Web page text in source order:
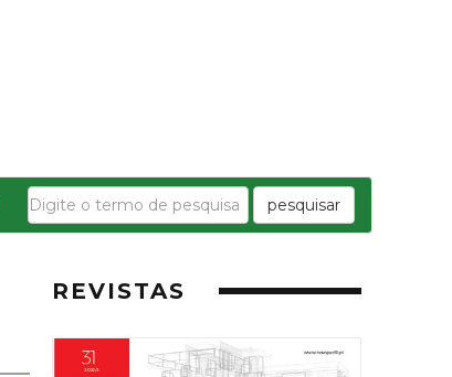
pesquisar
REVISTAS